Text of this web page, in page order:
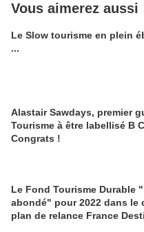
Vous aimerez aussi
Le Slow tourisme en plein
...
Alastair Sawdays, premier
Tourisme à être labellisé B
Congrats !
Le Fond Tourisme Durable
abondé" pour 2022 dans le
plan de relance France